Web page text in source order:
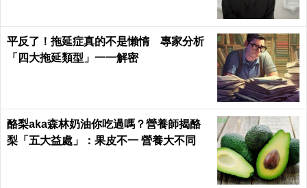
平反了！拖延症真的不是懶惰 專家分析
「四大拖延類型」一一解密
酪梨aka森林奶油你吃過嗎？營養師揭酪
梨「五大益處」：果皮不一 營養大不同